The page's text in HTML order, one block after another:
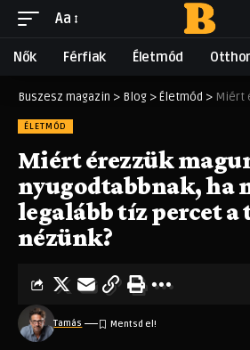
Aa
Nők Férfiak Életmód
Buszesz magazin > Blog >Életmód > Miért érezzük
ÉLETMÓD
Miért érezzük
nyugodtabbnak, ha
legalább tíz percet a
nézünk?
Tamás